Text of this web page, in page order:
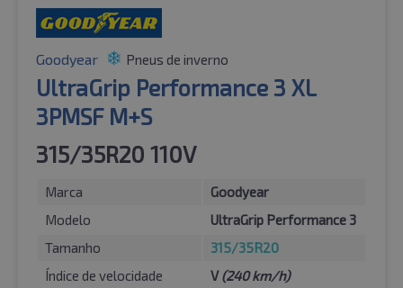
Goodyear Pneus de inverno
UltraGrip Performance 3 XL
3PMSF M+S
315/35R20 110V
Marca
Goodyear
Modelo
UltraGrip Performance 3
Tamanho
315/35R20
Índice de velocidade
V(240 km/h)